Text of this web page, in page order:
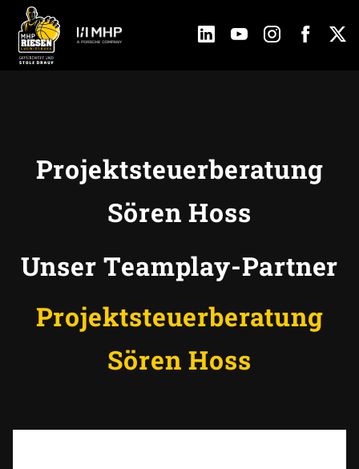
Projektsteuerberatung
Sören Hoss
Unser Teamplay-Partner
Projektsteuerberatung
Sören Hoss